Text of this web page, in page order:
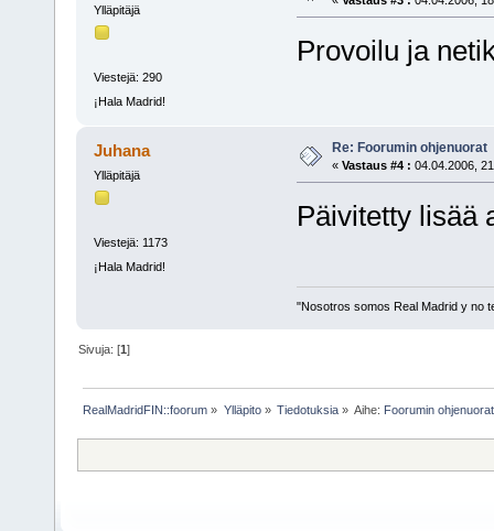
Ylläpitäjä
Viestejä: 290
¡Hala Madrid!
Provoilu ja
Juhana
Ylläpitäjä
Viestejä: 1173
¡Hala Madrid!
Re: Foorumin ohjenuorat
« Vastaus #4 : 04.04.2006,
Päivitetty lisää
"Nosotros somos Real Madrid y no
Sivuja: [1]
RealMadridFIN::foorum » Ylläpito» Tiedotuksia» Aihe: Foorumin ohjenuorat